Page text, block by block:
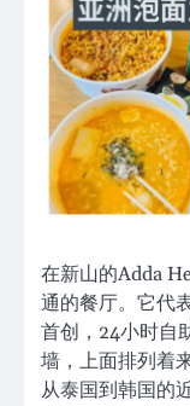
在新山的Adda
通的餐厅。它代
首创，24小时自
墙，上面排列着
从泰国到韩国的